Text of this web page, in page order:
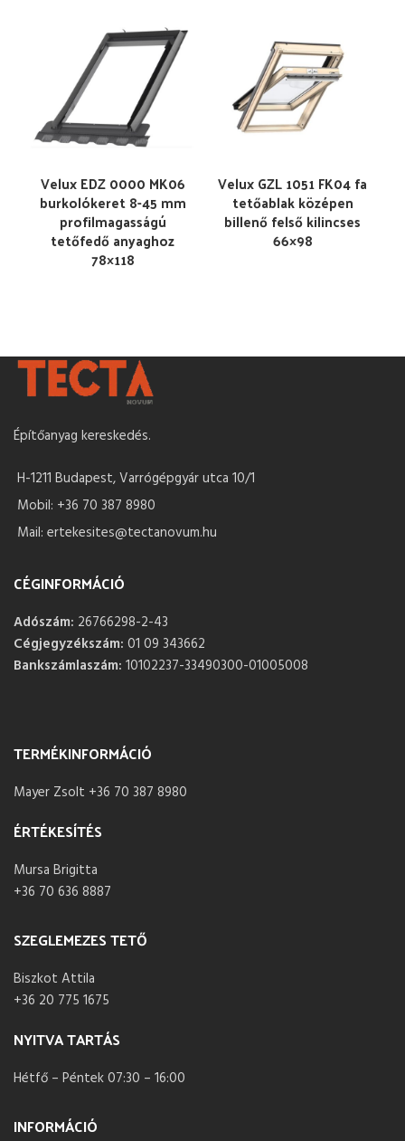
Velux EDZ 0000 MK06
burkolókeret 8-45 mm
profilmagasságú
tetőfedő anyaghoz
78×118
Velux GZL 1051 FK04 fa
tetőablak középen
billenő felső kilincses
66×98
Építőanyag kereskedés.
H-1211 Budapest, Varrógépgyár utca 10/1
Mobil: +36 70 387 8980
Mail: ertekesites@tectanovum.hu
CÉGINFORMÁCIÓ
Adószám: 26766298-2-43
Cégjegyzékszám: 01 09 343662
Bankszámlaszám: 10102237-33490300-01005008
TERMÉKINFORMÁCIÓ
Mayer Zsolt +36 70 387 8980
ÉRTÉKESÍTÉS
Mursa Brigitta
+36 70 636 8887
SZEGLEMEZES TETŐ
Biszkot Attila
+36 20 775 1675
NYITVA TARTÁS
Hétfő – Péntek 07:30 – 16:00
INFORMÁCIÓ